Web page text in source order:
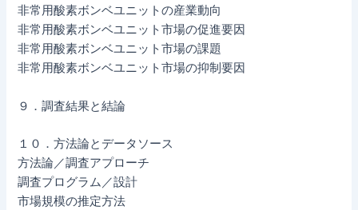
非常用酸素ボンベユニットの産業動向
非常用酸素ボンベユニット市場の促進要因
非常用酸素ボンベユニット市場の課題
非常用酸素ボンベユニット市場の抑制要因
９．調査結果と結論
１０．方法論とデータソース
方法論／調査アプローチ
調査プログラム／設計
市場規模の推定方法